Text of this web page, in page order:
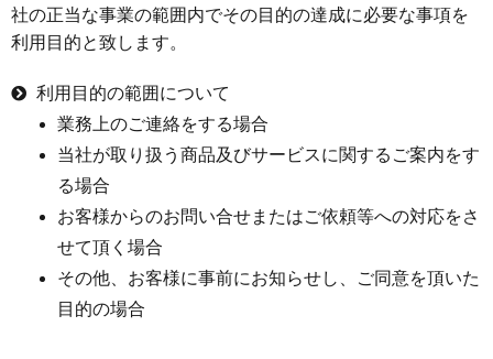
社の正当な事業の範囲内でその目的の達成に必要な事項を
利用目的と致します。
利用目的の範囲について
業務上のご連絡をする場合
当社が取り扱う商品及びサービスに関するご案内をす
る場合
お客様からのお問い合せまたはご依頼等への対応をさ
せて頂く場合
その他、お客様に事前にお知らせし、ご同意を頂いた
目的の場合